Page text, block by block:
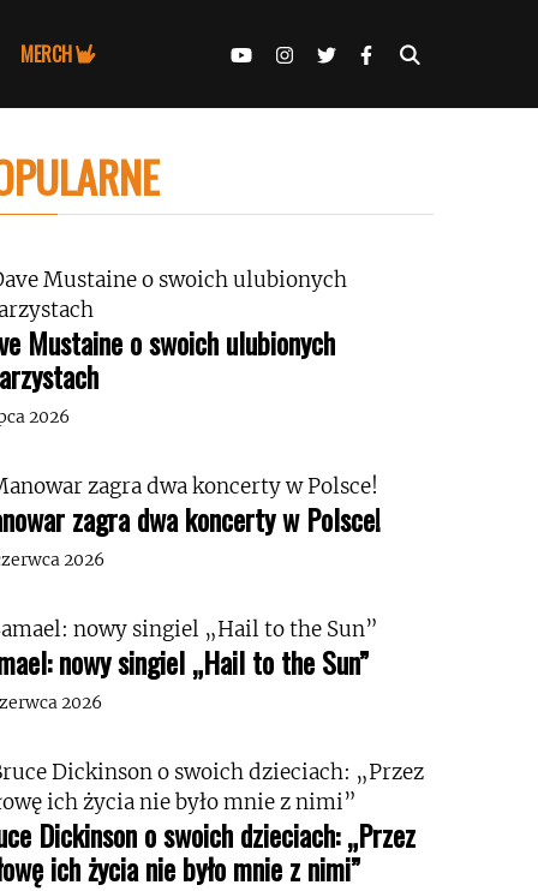
MERCH
Mustaine o swoich ulubionych
2026
zagra dwa koncerty w Polsce!
2026
nowy singiel „Hail to the Sun”
2026
Dickinson o swoich dzieciach: „Przez
ich życia nie było mnie z nimi”